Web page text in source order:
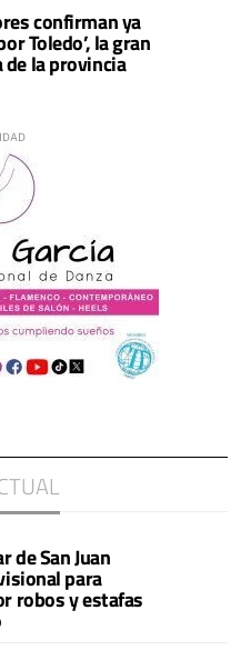
confirman ya
Toledo’, la gran
la provincia
de San Juan
para
robos y estafas